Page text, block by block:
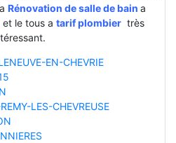
Rénovation de salle de bain a
et le tous a tarif plombiertrès
EN-CHEVRIE
LES-CHEVREUSE